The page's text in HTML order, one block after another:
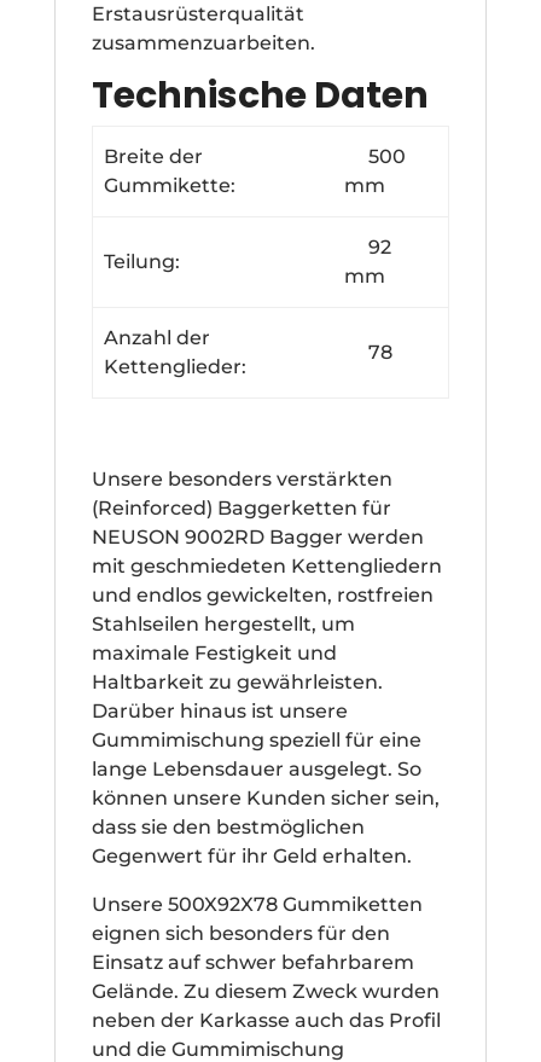
Erstausrüsterqualität
zusammenzuarbeiten.
Technische Daten
Breite der
Gummikette:
500
mm
Teilung:
92
mm
Anzahl der
Kettenglieder:
78
Unsere besonders verstärkten
(Reinforced) Baggerketten für
NEUSON 9002RD Bagger werden
mit geschmiedeten Kettengliedern
und endlos gewickelten, rostfreien
Stahlseilen hergestellt, um
maximale Festigkeit und
Haltbarkeit zu gewährleisten.
Darüber hinaus ist unsere
Gummimischung speziell für eine
lange Lebensdauer ausgelegt. So
können unsere Kunden sicher sein,
dass sie den bestmöglichen
Gegenwert für ihr Geld erhalten.
Unsere 500X92X78 Gummiketten
eignen sich besonders für den
Einsatz auf schwer befahrbarem
Gelände. Zu diesem Zweck wurden
neben der Karkasse auch das Profil
und die Gummimischung